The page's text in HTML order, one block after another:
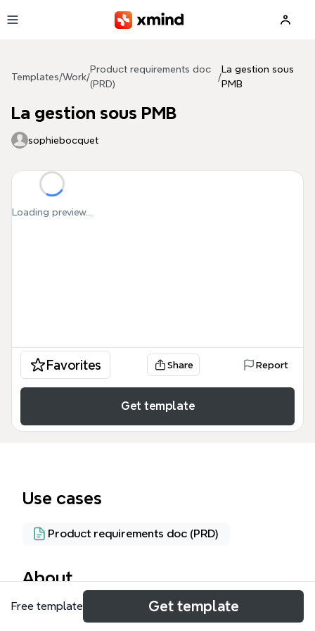
Templates/Work/
Product requirements doc
(PRD)
/
La gestion sous
PMB
La gestion sous PMB
sophiebocquet
Loading preview...
Favorites Share Report
Get template
Use cases
Product requirements doc (PRD)
About
La gestion sous PMB est un guide structuré pour
Free template Get template